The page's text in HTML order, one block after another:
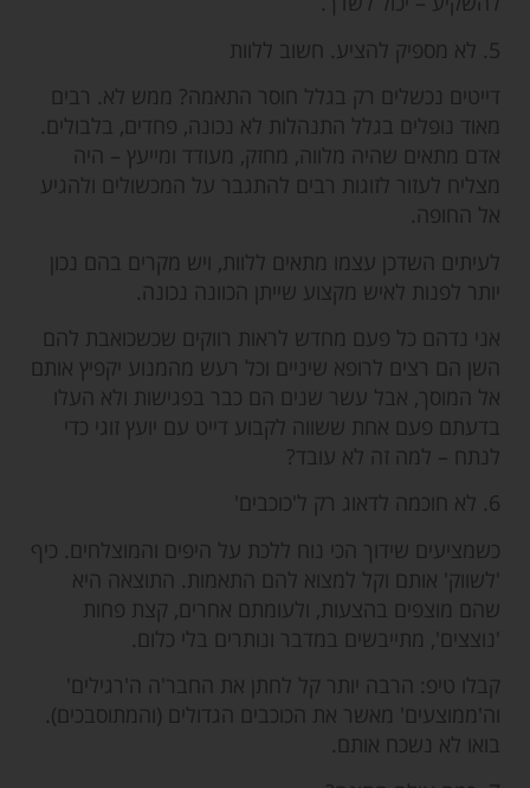
5. לא מספיק להציע. חשוב ללוות
דייטים נכשלים רק בגלל חוסר התאמה? ממש לא. רבים
מאוד נופלים בגלל התנהלות לא נכונה, פחדים, בלבולים.
אדם מתאים שהיה מלווה, מחזק, מעודד ומייעץ – היה
מצליח לעזור לזוגות רבים להתגבר על המכשולים ולהגיע
אל החופה.
לעיתים השדכן עצמו מתאים ללוות, ויש מקרים בהם נכון
יותר לפנות לאיש מקצוע שייתן הכוונה נכונה.
אני נדהם כל פעם מחדש לראות רווקים שכשכואבת להם
השן הם רצים לרופא שיניים וכל רעש מהמנוע יקפיץ אותם
אל המוסך, אבל עשר שנים הם כבר בפגישות ולא העלו
בדעתם פעם אחת ששווה לקבוע דייט עם יועץ זוגי כדי
לנתח – למה זה לא עובד?
6. לא חוכמה לדאוג רק ל'כוכבים'
כשמציעים שידוך הכי נוח ללכת על היפים והמוצלחים. כיף
'לשווק' אותם וקל למצוא להם התאמות. התוצאה היא
שהם מוצפים בהצעות, ולעומתם אחרים, קצת פחות
'נוצצים', מתייבשים במדבר ונותרים בלי כלום.
קבלו טיפ: הרבה יותר קל לחתן את החבר'ה ה'רגילים'
וה'ממוצעים' מאשר את הכוכבים הגדולים (והמתוסבכים).
בואו לא נשכח אותם.